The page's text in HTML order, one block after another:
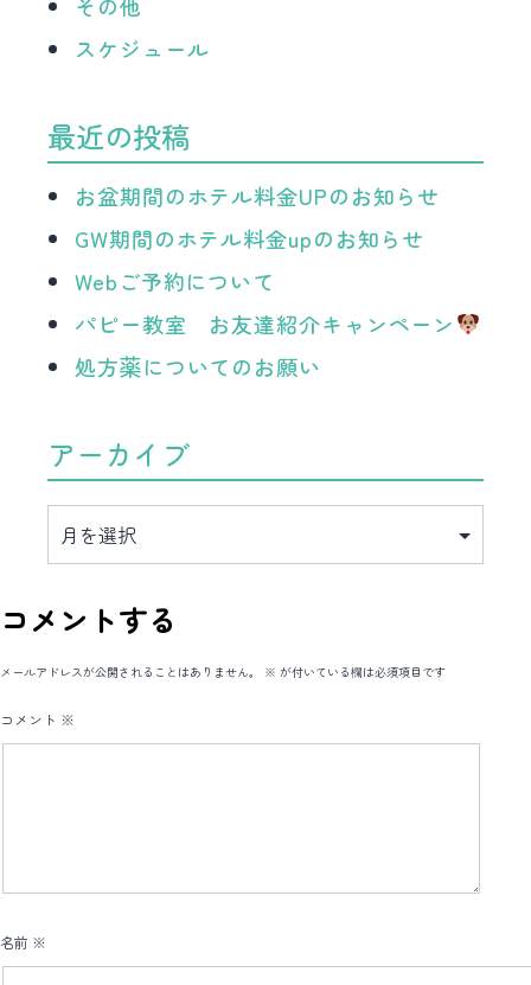
スケジュール
最近の投稿
お盆期間のホテル料金UPのお知らせ
GW期間のホテル料金upのお知らせ
Webご予約について
パピー教室 お友達紹介キャンペーン
処方薬についてのお願い
アーカイブ
イ
コメントする
メールアドレスが公開されることはありません。 ※ が付いている欄は必須項目です
コメント ※
名前 ※